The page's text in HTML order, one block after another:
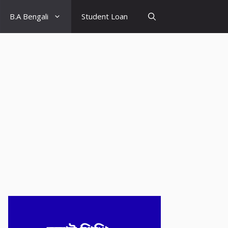
B.A Bengali Student Loan